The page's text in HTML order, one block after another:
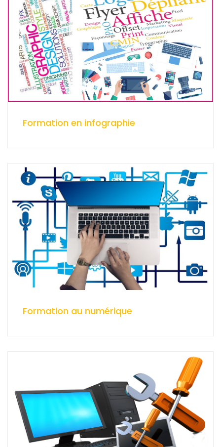
Formation en infographie
Formation au numérique